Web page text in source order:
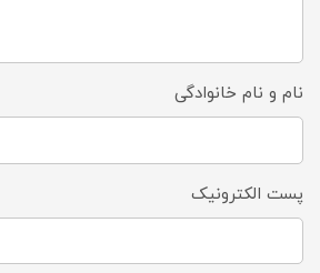
نام و نام خانوادگی
پست الکترونیک